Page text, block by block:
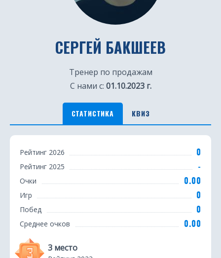
СЕРГЕЙ БАКШЕЕВ
Тренер по продажам
С нами с: 01.10.2023 г.
СТАТИСТИКА КВИЗ
С
т
Рейтинг 2026 0
Рейтинг 2025 -
Очки 0.00
Игр 0
Побед 0
Среднее очков 0.00
3 место